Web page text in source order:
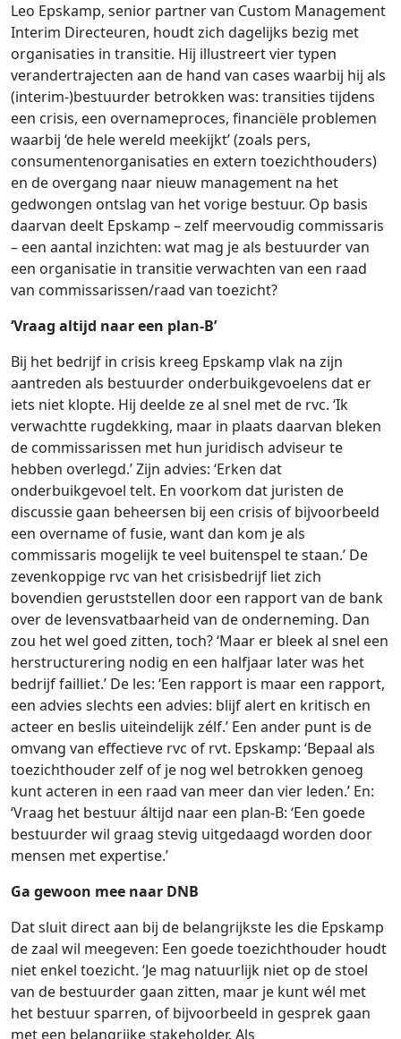
Leo Epskamp, senior partner van Custom Management
Interim Directeuren, houdt zich dagelijks bezig met
organisaties in transitie. Hij illustreert vier typen
verandertrajecten aan de hand van cases waarbij hij als
(interim-)bestuurder betrokken was: transities tijdens
een crisis, een overnameproces, financiële problemen
waarbij ‘de hele wereld meekijkt’ (zoals pers,
consumentenorganisaties en extern toezichthouders)
en de overgang naar nieuw management na het
gedwongen ontslag van het vorige bestuur. Op basis
daarvan deelt Epskamp – zelf meervoudig commissaris
– een aantal inzichten: wat mag je als bestuurder van
een organisatie in transitie verwachten van een raad
van commissarissen/raad van toezicht?
‘Vraag altijd naar een plan-B’
Bij het bedrijf in crisis kreeg Epskamp vlak na zijn
aantreden als bestuurder onderbuikgevoelens dat er
iets niet klopte. Hij deelde ze al snel met de rvc. ‘Ik
verwachtte rugdekking, maar in plaats daarvan bleken
de commissarissen met hun juridisch adviseur te
hebben overlegd.’ Zijn advies: ‘Erken dat
onderbuikgevoel telt. En voorkom dat juristen de
discussie gaan beheersen bij een crisis of bijvoorbeeld
een overname of fusie, want dan kom je als
commissaris mogelijk te veel buitenspel te staan.’ De
zevenkoppige rvc van het crisisbedrijf liet zich
bovendien geruststellen door een rapport van de bank
over de levensvatbaarheid van de onderneming. Dan
zou het wel goed zitten, toch? ‘Maar er bleek al snel een
herstructurering nodig en een halfjaar later was het
bedrijf failliet.’ De les: ‘Een rapport is maar een rapport,
een advies slechts een advies: blijf alert en kritisch en
acteer en beslis uiteindelijk zélf.’ Een ander punt is de
omvang van effectieve rvc of rvt. Epskamp: ‘Bepaal als
toezichthouder zelf of je nog wel betrokken genoeg
kunt acteren in een raad van meer dan vier leden.’ En:
‘Vraag het bestuur áltijd naar een plan-B: ‘Een goede
bestuurder wil graag stevig uitgedaagd worden door
mensen met expertise.’
Ga gewoon mee naar DNB
Dat sluit direct aan bij de belangrijkste les die Epskamp
de zaal wil meegeven: Een goede toezichthouder houdt
niet enkel toezicht. ‘Je mag natuurlijk niet op de stoel
van de bestuurder gaan zitten, maar je kunt wél met
het bestuur sparren, of bijvoorbeeld in gesprek gaan
met een belangrijke stakeholder. Als